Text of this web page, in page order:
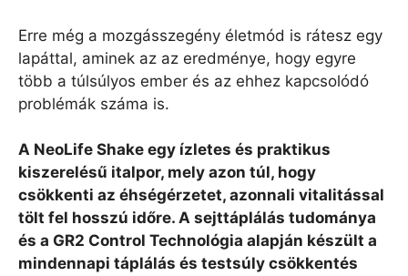
Erre még a mozgásszegény életmód is rátesz egy
lapáttal, aminek az az eredménye, hogy egyre
több a túlsúlyos ember és az ehhez kapcsolódó
problémák száma is.
A NeoLife Shake egy ízletes és praktikus
kiszerelésű italpor, mely azon túl, hogy
csökkenti az éhségérzetet, azonnali vitalitással
tölt fel hosszú időre. A sejttáplálás tudománya
és a GR2 Control Technológia alapján készült a
mindennapi táplálás és testsúly csökkentés